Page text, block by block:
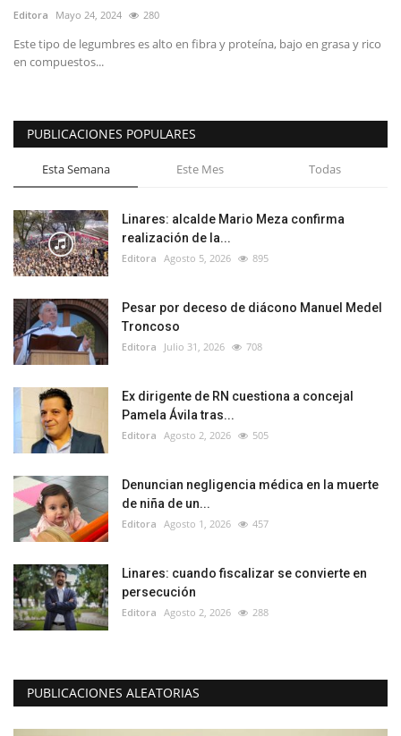
Editora Mayo 24, 2024 280
Este tipo de legumbres es alto en fibra y proteína, bajo en grasa y rico
en compuestos...
PUBLICACIONES POPULARES
Esta Semana Este Mes Todas
Linares: alcalde Mario Meza confirma
realización de la...
Editora Agosto 5, 2026 895
Pesar por deceso de diácono Manuel Medel
Troncoso
Editora Julio 31, 2026 708
Ex dirigente de RN cuestiona a concejal
Pamela Ávila tras...
Editora Agosto 2, 2026 505
Denuncian negligencia médica en la muerte
de niña de un...
Editora Agosto 1, 2026 457
Linares: cuando fiscalizar se convierte en
persecución
Editora Agosto 2, 2026 288
PUBLICACIONES ALEATORIAS